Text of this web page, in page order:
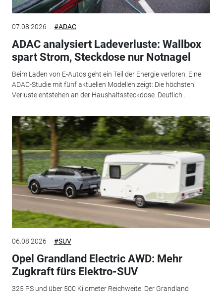
07.08.2026 #ADAC
ADAC analysiert Ladeverluste: Wallbox
spart Strom, Steckdose nur Notnagel
Beim Laden von E-Autos geht ein Teil der Energie verloren. Eine
ADAC-Studie mit fünf aktuellen Modellen zeigt: Die höchsten
Verluste entstehen an der Haushaltssteckdose. Deutlich...
06.08.2026 #SUV
Opel Grandland Electric AWD: Mehr
Zugkraft fürs Elektro-SUV
325 PS und über 500 Kilometer Reichweite: Der Grandland